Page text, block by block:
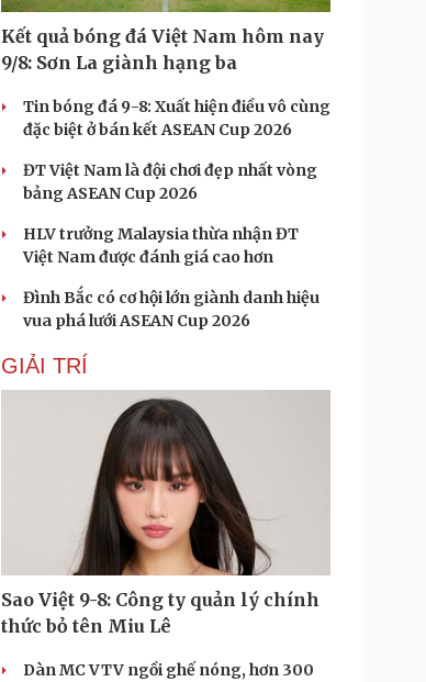
Kết quả bóng đá Việt Nam hôm nay
9/8: Sơn La giành hạng ba
Tin bóng đá 9-8: Xuất hiện điều vô cùng
đặc biệt ở bán kết ASEAN Cup 2026
ĐT Việt Nam là đội chơi đẹp nhất vòng
bảng ASEAN Cup 2026
HLV trưởng Malaysia thừa nhận ĐT
Việt Nam được đánh giá cao hơn
Đình Bắc có cơ hội lớn giành danh hiệu
vua phá lưới ASEAN Cup 2026
GIẢI TRÍ
Sao Việt 9-8: Công ty quản lý chính
thức bỏ tên Miu Lê
Dàn MC VTV ngồi ghế nóng, hơn 300